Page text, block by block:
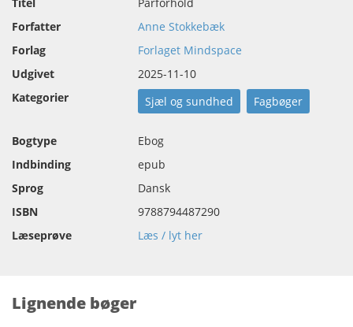
Forfatter
Anne Stokkebæk
Forlag
Forlaget Mindspace
Udgivet
2025-11-10
Kategorier
Sjæl og sundhed Fagbøger
Bogtype
Ebog
Indbinding
epub
Sprog
Dansk
ISBN
9788794487290
Læseprøve
Læs / lyt her
Lignende bøger